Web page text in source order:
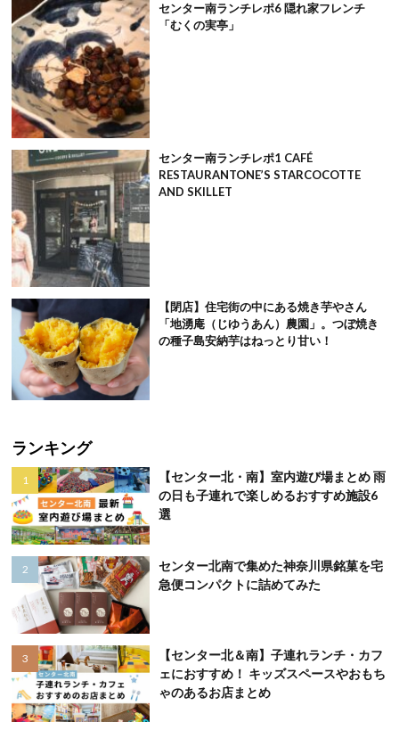
センター南ランチレポ6 隠れ家フレンチ
「むくの実亭」
センター南ランチレポ1 CAFÉ
RESTAURANTONE’S STARCOCOTTE
AND SKILLET
【閉店】住宅街の中にある焼き芋やさん
「地湧庵（じゆうあん）農園」。つぼ焼き
の種子島安納芋はねっとり甘い！
ランキング
【センター北・南】室内遊び場まとめ 雨
の日も子連れで楽しめるおすすめ施設6
選
センター北南で集めた神奈川県銘菓を宅
急便コンパクトに詰めてみた
【センター北＆南】子連れランチ・カフ
ェにおすすめ！ キッズスペースやおもち
ゃのあるお店まとめ